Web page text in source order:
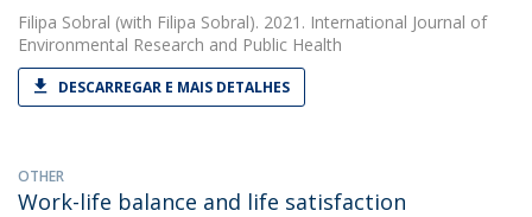
Filipa Sobral (with Filipa Sobral). 2021. International Journal of
Environmental Research and Public Health
DESCARREGAR E MAIS DETALHES
OTHER
Work-life balance and life satisfaction